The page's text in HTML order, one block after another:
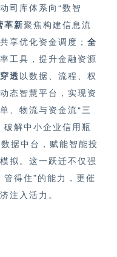
司库体系向“数智
革新聚焦构建信息流
享优化资金调度； 全
工具，提升金融资源
透以数据、流程、权
态智慧平台，实现资
、物流与资金流“三
解中小企业信用瓶
据中台，赋能智能投
拟。这一跃迁不仅强
得住”的能力，更催
注入活力。